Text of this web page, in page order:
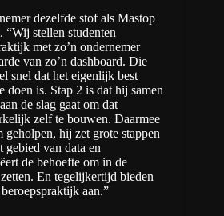
dezelfde stof als Mastop
“Wij stellen studenten
met zo’n ondernemer
van zo’n dashboard. Die
snel dat het eigenlijk best
doen is. Stap 2 is dat hij samen
de slag gaat om dat
zelf te bouwen. Daarmee
geholpen, hij zet grote stappen
gebied van data en
de behoefte om in de
En tegelijkertijd bieden
aan.”